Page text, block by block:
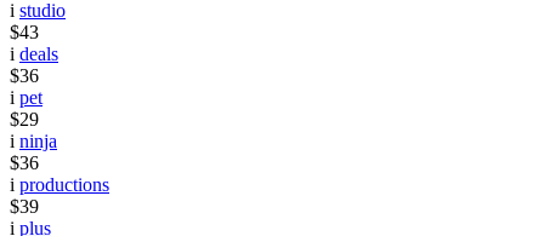
i studio
$43
i deals
$36
i pet
$29
i ninja
$36
i productions
$39
i plus